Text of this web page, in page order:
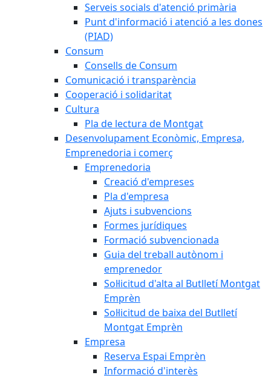
Serveis socials d'atenció primària
Punt d'informació i atenció a les dones
(PIAD)
Consum
Consells de Consum
Comunicació i transparència
Cooperació i solidaritat
Cultura
Pla de lectura de Montgat
Desenvolupament Econòmic, Empresa,
Emprenedoria i comerç
Emprenedoria
Creació d'empreses
Pla d'empresa
Ajuts i subvencions
Formes jurídiques
Formació subvencionada
Guia del treball autònom i
emprenedor
Sol·licitud d'alta al Butlletí Montgat
Emprèn
Sol·licitud de baixa del Butlletí
Montgat Emprèn
Empresa
Reserva Espai Emprèn
Informació d'interès